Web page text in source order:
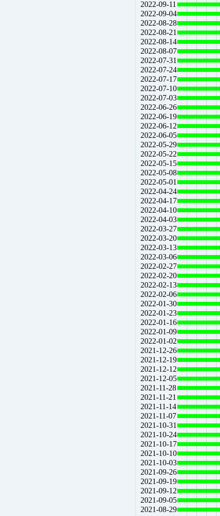
2022-09-11
2022-09-04
2022-08-28
2022-08-21
2022-08-14
2022-08-07
2022-07-31
2022-07-24
2022-07-17
2022-07-10
2022-07-03
2022-06-26
2022-06-19
2022-06-12
2022-06-05
2022-05-29
2022-05-22
2022-05-15
2022-05-08
2022-05-01
2022-04-24
2022-04-17
2022-04-10
2022-04-03
2022-03-27
2022-03-20
2022-03-13
2022-03-06
2022-02-27
2022-02-20
2022-02-13
2022-02-06
2022-01-30
2022-01-23
2022-01-16
2022-01-09
2022-01-02
2021-12-26
2021-12-19
2021-12-12
2021-12-05
2021-11-28
2021-11-21
2021-11-14
2021-11-07
2021-10-31
2021-10-24
2021-10-17
2021-10-10
2021-10-03
2021-09-26
2021-09-19
2021-09-12
2021-09-05
2021-08-29